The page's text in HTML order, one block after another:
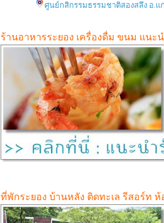
ศูนย์กสิกรรมธรรมชาติสองสลึง อ.แ
ร้านอาหารระยอง เครื่องดื่ม ขนม แนะ
ที่พักระยอง บ้านหลัง ติดทะเล รีสอร์ท